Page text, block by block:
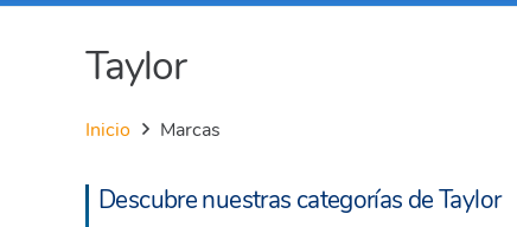
Taylor
Inicio Marcas
Descubre nuestras categorías de Taylor